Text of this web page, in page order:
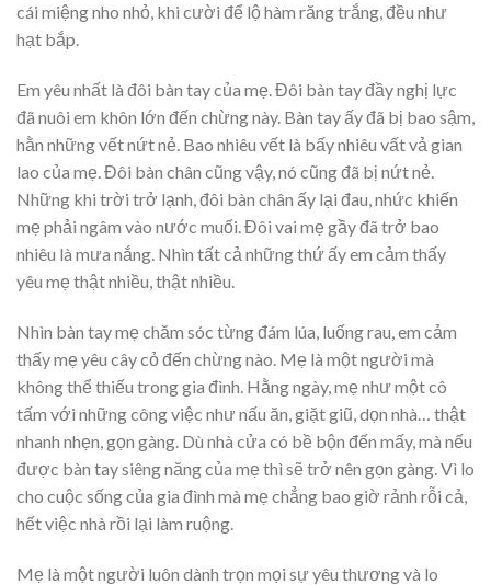
cái miệng nho nhỏ, khi cười để lộ hàm răng trắng, đều như
hạt bắp.
Em yêu nhất là đôi bàn tay của mẹ. Đôi bàn tay đầy nghị lực
đã nuôi em khôn lớn đến chừng này. Bàn tay ấy đã bị bao sậm,
hằn những vết nứt nẻ. Bao nhiêu vết là bấy nhiêu vất vả gian
lao của mẹ. Đôi bàn chân cũng vậy, nó cũng đã bị nứt nẻ.
Những khi trời trở lạnh, đôi bàn chân ấy lại đau, nhức khiến
mẹ phải ngâm vào nước muối. Đôi vai mẹ gầy đã trở bao
nhiêu là mưa nắng. Nhìn tất cả những thứ ấy em cảm thấy
yêu mẹ thật nhiều, thật nhiều.
Nhìn bàn tay mẹ chăm sóc từng đám lúa, luống rau, em cảm
thấy mẹ yêu cây cỏ đến chừng nào. Mẹ là một người mà
không thể thiếu trong gia đình. Hằng ngày, mẹ như một cô
tấm với những công việc như nấu ăn, giặt giũ, dọn nhà… thật
nhanh nhẹn, gọn gàng. Dù nhà cửa có bề bộn đến mấy, mà nếu
được bàn tay siêng năng của mẹ thì sẽ trở nên gọn gàng. Vì lo
cho cuộc sống của gia đình mà mẹ chẳng bao giờ rảnh rỗi cả,
hết việc nhà rồi lại làm ruộng.
Mẹ là một người luôn dành trọn mọi sự yêu thương và lo